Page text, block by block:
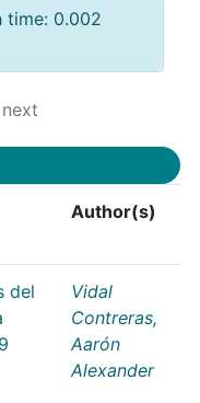
time: 0.002
next
Author(s)
del
Vidal
Contreras,
Aarón
Alexander